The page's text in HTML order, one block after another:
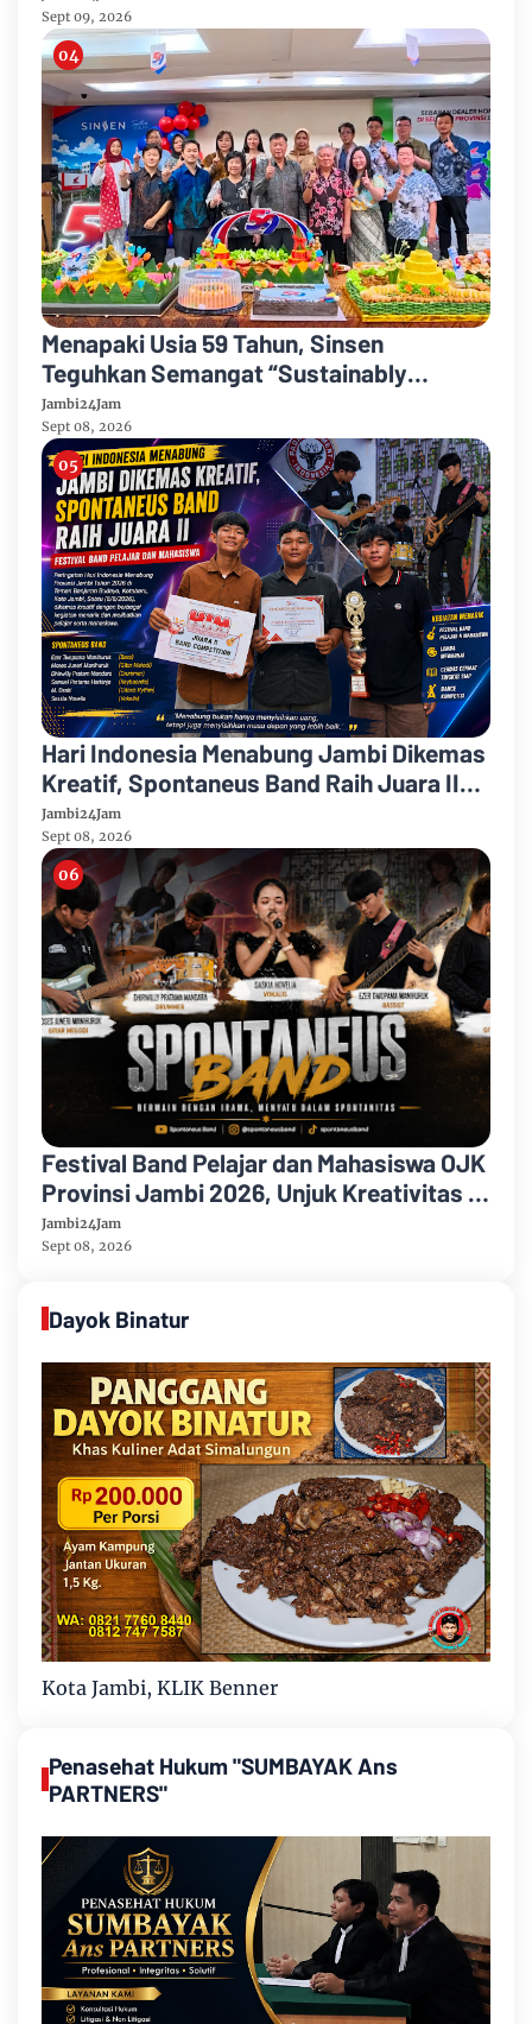
Sept 09, 2026
Menapaki Usia 59 Tahun, Sinsen
Teguhkan Semangat “Sustainably
Growing”
Jambi24Jam
Sept 08, 2026
Hari Indonesia Menabung Jambi Dikemas
Kreatif, Spontaneus Band Raih Juara II
Festival Band Pelajar dan Mahasiswa
Jambi24Jam
Sept 08, 2026
Festival Band Pelajar dan Mahasiswa OJK
Provinsi Jambi 2026, Unjuk Kreativitas di
Taman Banjuran Budayo, Spontaneus
Band Raih Juara 2
Jambi24Jam
Sept 08, 2026
Dayok Binatur
Kota Jambi, KLIK Benner
Penasehat Hukum "SUMBAYAK Ans
PARTNERS"